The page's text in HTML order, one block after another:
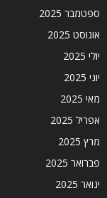
ספטמבר 2025
אוגוסט 2025
יולי 2025
יוני 2025
מאי 2025
אפריל 2025
מרץ 2025
פברואר 2025
ינואר 2025